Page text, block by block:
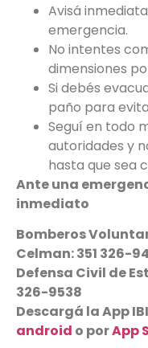
Avisá
emergencia.
No intentes
dimensiones
Si debés
paño para
Seguí en todo
autoridades y
hasta que sea
Ante una
inmediato
Bomberos
Celman: 351 326-
Defensa Civil de
326-9538
Descargá la App
android o porApp